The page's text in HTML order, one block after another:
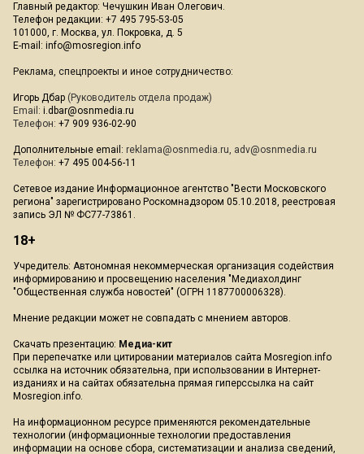
Главный редактор: Чечушкин Иван Олегович.
Телефон редакции: +7 495 795-53-05
101000, г. Москва, ул. Покровка, д. 5
E-mail: info@mosregion.info
Реклама, спецпроекты и иное сотрудничество:
Игорь Дбар (Руководитель отдела продаж)
Email: i.dbar@osnmedia.ru
Телефон: +7 909 936-02-90
Дополнительные email: reklama@osnmedia.ru, adv@osnmedia.ru
Телефон: +7 495 004-56-11
Сетевое издание Информационное агентство "Вести Московского
региона" зарегистрировано Роскомнадзором 05.10.2018, реестровая
запись ЭЛ № ФС77-73861.
18+
Учредитель: Автономная некоммерческая организация содействия
информированию и просвещению населения "Медиахолдинг
"Общественная служба новостей" (ОГРН 1187700006328).
Мнение редакции может не совпадать с мнением авторов.
Скачать презентацию: Медиа-кит
При перепечатке или цитировании материалов сайта Mosregion.info
ссылка на источник обязательна, при использовании в Интернет-
изданиях и на сайтах обязательна прямая гиперссылка на сайт
Mosregion.info.
На информационном ресурсе применяются рекомендательные
технологии (информационные технологии предоставления
информации на основе сбора, систематизации и анализа сведений,